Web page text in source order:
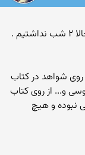
آنها که حرف از شب و روز میزنند . میگویند که تا حالا ۲ شب نداشتیم .
شواهد در کتاب
و... از روی کتاب
نبوده و هیچ